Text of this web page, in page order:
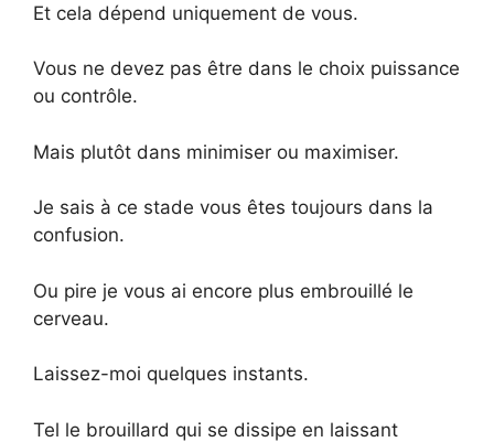
Et cela dépend uniquement de vous.
Vous ne devez pas être dans le choix puissance
ou contrôle.
Mais plutôt dans minimiser ou maximiser.
Je sais à ce stade vous êtes toujours dans la
confusion.
Ou pire je vous ai encore plus embrouillé le
cerveau.
Laissez-moi quelques instants.
Tel le brouillard qui se dissipe en laissant